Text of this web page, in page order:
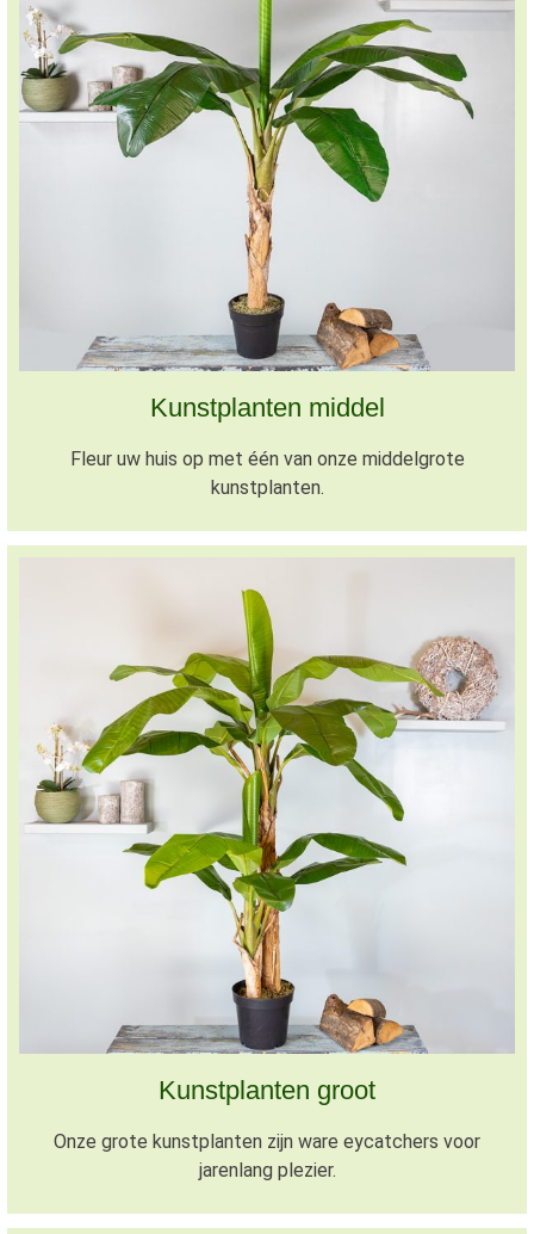
Kunstplanten middel
Fleur uw huis op met één van onze middelgrote
kunstplanten.
Kunstplanten groot
Onze grote kunstplanten zijn ware eycatchers voor
jarenlang plezier.